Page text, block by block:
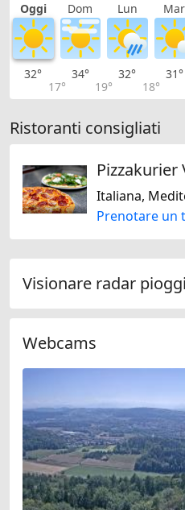
Oggi Dom Lun Mar
32°
17°
34°
19°
32°
18°
31°
Ristoranti consigliati
Pizzakurier
Italiana,
Prenotare un
Visionare radar
Webcams